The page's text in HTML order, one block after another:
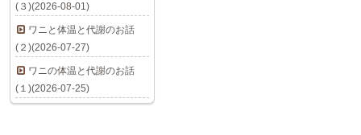
(３)(2026-08-01)
ワニと体温と代謝のお話
(２)(2026-07-27)
ワニの体温と代謝のお話
(１)(2026-07-25)